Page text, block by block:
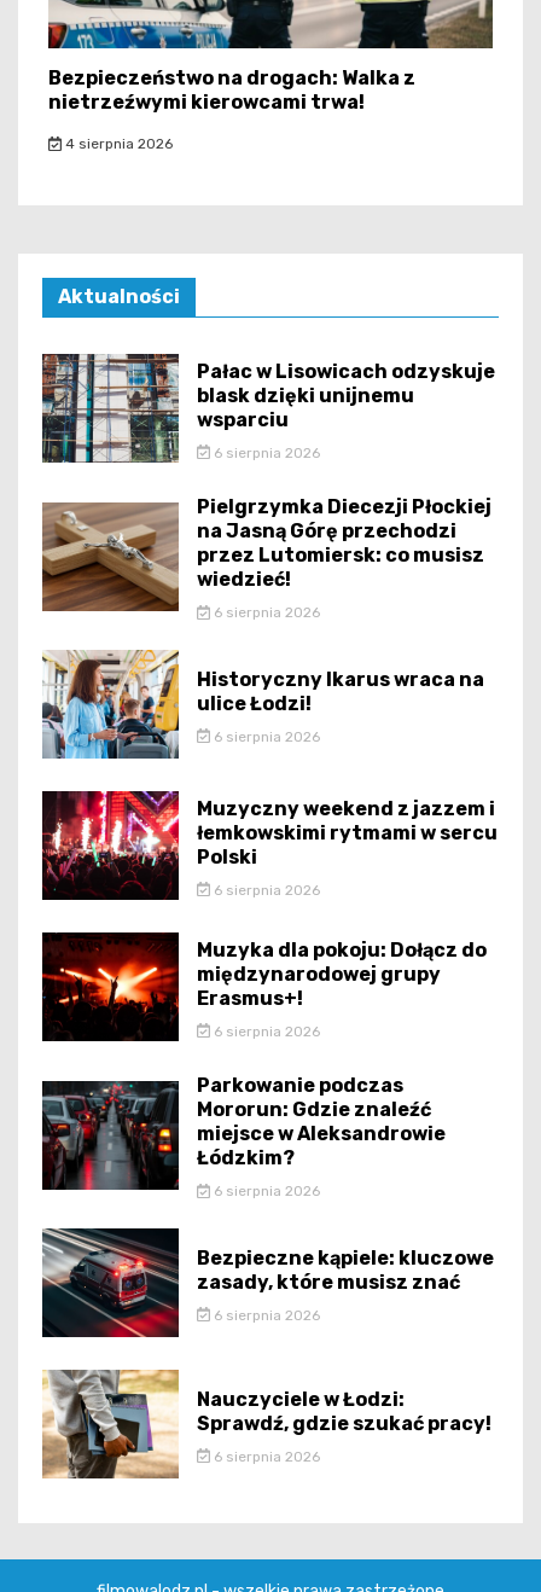
Bezpieczeństwo na drogach: Walka z
nietrzeźwymi kierowcami trwa!
4 sierpnia 2026
Aktualności
Pałac w Lisowicach odzyskuje
blask dzięki unijnemu
wsparciu
6 sierpnia 2026
Pielgrzymka Diecezji Płockiej
na Jasną Górę przechodzi
przez Lutomiersk: co musisz
wiedzieć!
6 sierpnia 2026
Historyczny Ikarus wraca na
ulice Łodzi!
6 sierpnia 2026
Muzyczny weekend z jazzem i
łemkowskimi rytmami w sercu
Polski
6 sierpnia 2026
Muzyka dla pokoju: Dołącz do
międzynarodowej grupy
Erasmus+!
6 sierpnia 2026
Parkowanie podczas
Mororun: Gdzie znaleźć
miejsce w Aleksandrowie
Łódzkim?
6 sierpnia 2026
Bezpieczne kąpiele: kluczowe
zasady, które musisz znać
6 sierpnia 2026
Nauczyciele w Łodzi:
Sprawdź, gdzie szukać pracy!
6 sierpnia 2026